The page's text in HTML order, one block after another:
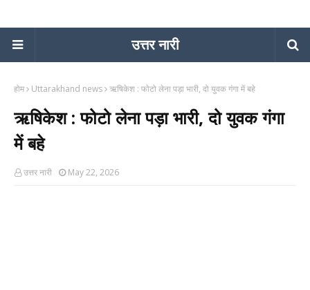
उत्तर नारी
होम Uttarakhand news ऋषिकेश : फोटो लेना पड़ा भारी, दो युवक गंगा में बहे
ऋषिकेश : फोटो लेना पड़ा भारी, दो युवक गंगा
में बहे
उत्तर नारी May 22, 2026